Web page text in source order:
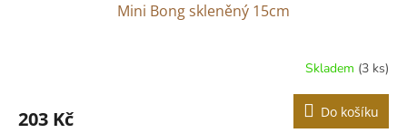
Mini Bong skleněný 15cm
Skladem (3 ks)
203 Kč Do košíku